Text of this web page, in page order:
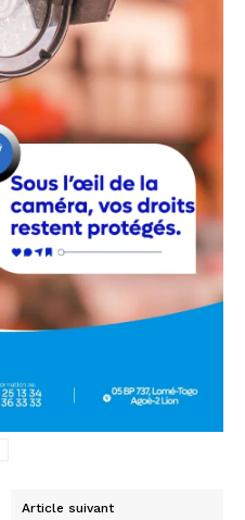
Article suivant